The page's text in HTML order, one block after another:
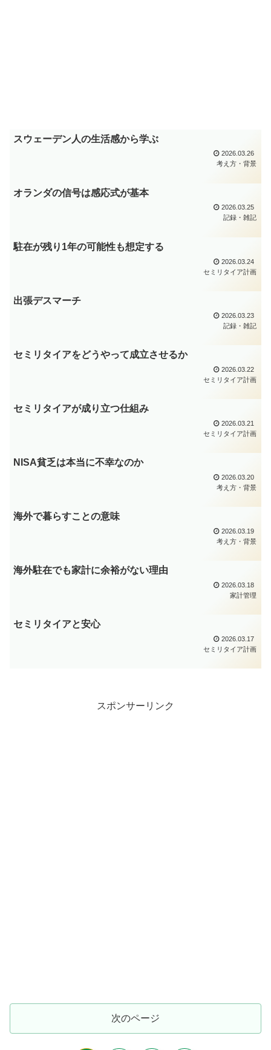
スウェーデン人の生活感から学ぶ
2026.03.26
考え方・背景
オランダの信号は感応式が基本
2026.03.25
記録・雑記
駐在が残り1年の可能性も想定する
2026.03.24
セミリタイア計画
出張デスマーチ
2026.03.23
記録・雑記
セミリタイアをどうやって成立させるか
2026.03.22
セミリタイア計画
セミリタイアが成り立つ仕組み
2026.03.21
セミリタイア計画
NISA貧乏は本当に不幸なのか
2026.03.20
考え方・背景
海外で暮らすことの意味
2026.03.19
考え方・背景
海外駐在でも家計に余裕がない理由
2026.03.18
家計管理
セミリタイアと安心
2026.03.17
セミリタイア計画
スポンサーリンク
次のページ